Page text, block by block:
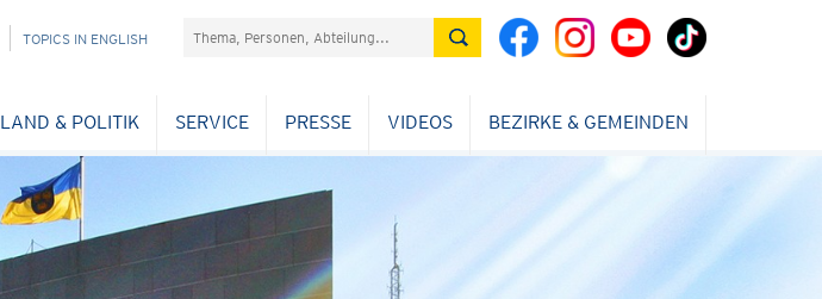
TOPICS IN ENGLISH Suchefeld
LAND & POLITIK SERVICE PRESSE VIDEOS BEZIRKE & GEMEINDEN